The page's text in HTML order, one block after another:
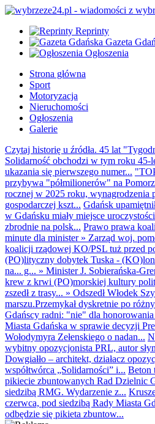
Reprinty
Gazeta
Ogłoszenia
Strona główna
Sport
Motoryzacja
Nieruchomości
Ogłoszenia
Galerie
Czytaj historię u źródła. 45 lat
Solidarność obchodzi w tym roku 45-
ukazania się pierwszego numer...
przybywa "półmilionerów" na
rocznej w 2025 roku, wynagrodzenia
gospodarczej kszt... Gdańsk
w Gdańsku miały miejsce
zbrodnie na polsk... Prawo prawa
minute dla minister» Zarząd woj.
koalicji rządowej KO/PSL tuż przed
(PO)lityczny dobytek Tuska -
na... g... » Minister J. Sobierańska-
krew z krwi (PO)morskiej kultury
zszedł z trasy... » Odszedł Włodek
marszu.Przemykał dyskretnie po
Gdańscy radni: "nie" dla
Miasta Gdańska w sprawie decyzji
Wołodymyra Zełenskiego o nadan...
wybitny opozycjonista PRL, autor
Dowgiałło – architekt, działacz
współtwórca „Solidarności” i... Beton
pikiecie zbuntowanych Rad Dzielnic
siedzibą RMG. Wydarzenie z...
czerwca, pod siedzibą Rady Miasta
odbędzie się pikieta zbuntow...